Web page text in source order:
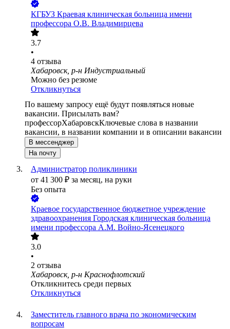
КГБУЗ Краевая клиническая больница имени
профессора О.В. Владимирцева
3.7
•
4 отзыва
Хабаровск, р-н Индустриальный
Можно без резюме
Откликнуться
По вашему запросу ещё будут появляться новые
вакансии. Присылать вам?
профессорХабаровскКлючевые слова в названии
вакансии, в названии компании и в описании вакансии
В мессенджер
На почту
Администратор поликлиники
от 41 300 ₽ за месяц, на руки
Без опыта
Краевое государственное бюджетное учреждение
здравоохранения Городская клиническая больница
имени профессора А.М. Войно-Ясенецкого
3.0
•
2 отзыва
Хабаровск, р-н Краснофлотский
Откликнитесь среди первых
Откликнуться
Заместитель главного врача по экономическим
вопросам